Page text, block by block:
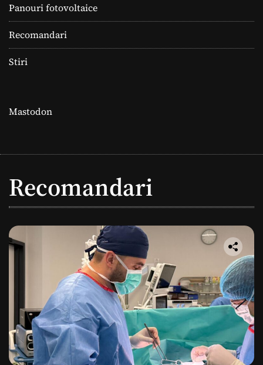
Panouri fotovoltaice
Recomandari
Stiri
Mastodon
Recomandari